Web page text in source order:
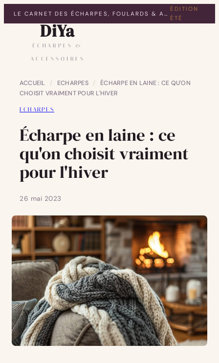
LE CARNET DES ÉCHARPES, FOULARDS & ACCESSOIRES
ÉDITION
ÉTÉ
DiYa
ÉCHARPES &
ACCESSOIRES
ACCUEIL / ECHARPES /
ÉCHARPE EN LAINE : CE QU'ON
CHOISIT VRAIMENT POUR L'HIVER
ECHARPES
Écharpe en laine : ce
qu'on choisit vraiment
pour l'hiver
26 mai 2023